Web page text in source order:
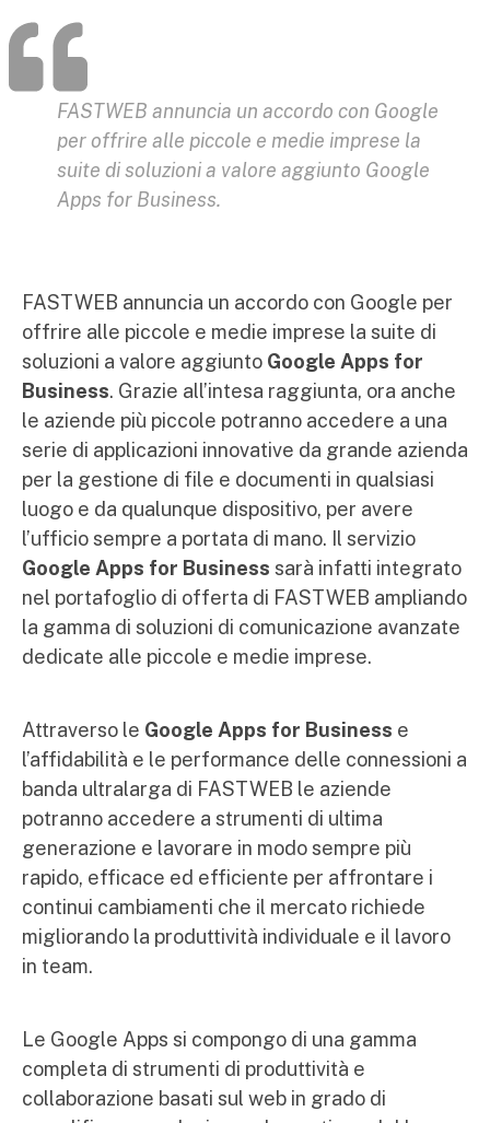
FASTWEB annuncia un accordo con Google
per offrire alle piccole e medie imprese la
suite di soluzioni a valore aggiunto Google
Apps for Business.
FASTWEB annuncia un accordo con Google per
offrire alle piccole e medie imprese la suite di
soluzioni a valore aggiunto Google Apps for
Business. Grazie all’intesa raggiunta, ora anche
le aziende più piccole potranno accedere a una
serie di applicazioni innovative da grande azienda
per la gestione di file e documenti in qualsiasi
luogo e da qualunque dispositivo, per avere
l’ufficio sempre a portata di mano. Il servizio
Google Apps for Business sarà infatti integrato
nel portafoglio di offerta di FASTWEB ampliando
la gamma di soluzioni di comunicazione avanzate
dedicate alle piccole e medie imprese.
Attraverso le Google Apps for Business e
l’affidabilità e le performance delle connessioni a
banda ultralarga di FASTWEB le aziende
potranno accedere a strumenti di ultima
generazione e lavorare in modo sempre più
rapido, efficace ed efficiente per affrontare i
continui cambiamenti che il mercato richiede
migliorando la produttività individuale e il lavoro
in team.
Le Google Apps si compongo di una gamma
completa di strumenti di produttività e
collaborazione basati sul web in grado di